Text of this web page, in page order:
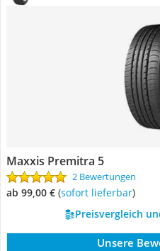
Maxxis Premitra 5
2 Bewertungen
ab 99,00 € ( Sofort lieferbar)
Preisvergleich
Unsere